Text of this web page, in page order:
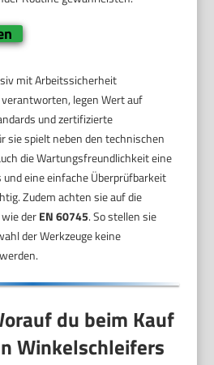
mit Arbeitssicherheit
legen Wert auf
und zertifizierte
sie spielt neben den technischen
die Wartungsfreundlichkeit eine
und eine einfache Überprüfbarkeit
Zudem achten sie auf die
derEN 60745. So stellen sie
der Werkzeuge keine
du beim Kauf
Winkelschleifers